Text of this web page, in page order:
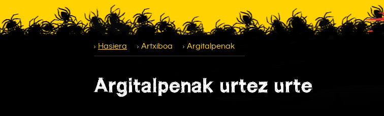
Hasiera Artxiboa Argitalpenak
Argitalpenak urtez urte